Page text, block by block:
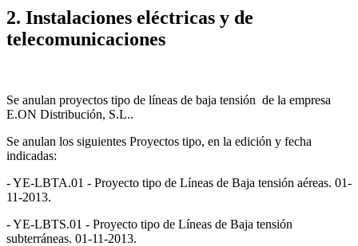
2. Instalaciones eléctricas y de
telecomunicaciones
Se anulan proyectos tipo de líneas de baja tensión de la empresa
E.ON Distribución, S.L..
Se anulan los siguientes Proyectos tipo, en la edición y fecha
indicadas:
- YE-LBTA.01 - Proyecto tipo de Líneas de Baja tensión aéreas. 01-
11-2013.
- YE-LBTS.01 - Proyecto tipo de Líneas de Baja tensión
subterráneas. 01-11-2013.